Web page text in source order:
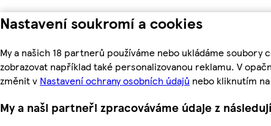
Nastavení soukromí a cookies
My a našich 18 partnerů používáme nebo ukládáme
zobrazovat například také personalizovanou reklamu. V
změnit v Nastavení ochrany osobních údajů nebo kliknutím
My a naši partneři zpracováváme údaje z